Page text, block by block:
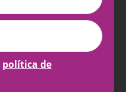
política de